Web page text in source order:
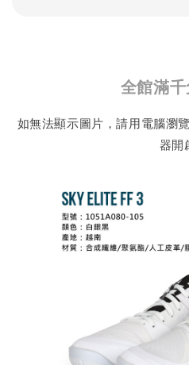
全館滿
如無法顯示圖片，請用電腦瀏
器開